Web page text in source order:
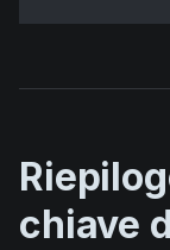
chiave